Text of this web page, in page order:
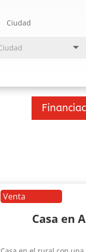
Ciudad
Venta
Casa en